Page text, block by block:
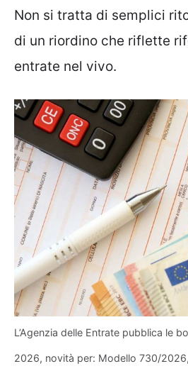
Non si tratta di semplici
di un riordino che riflette
entrate nel vivo.
L’Agenzia delle Entrate pubblica le
2026, novità per: Modello 730/2026,